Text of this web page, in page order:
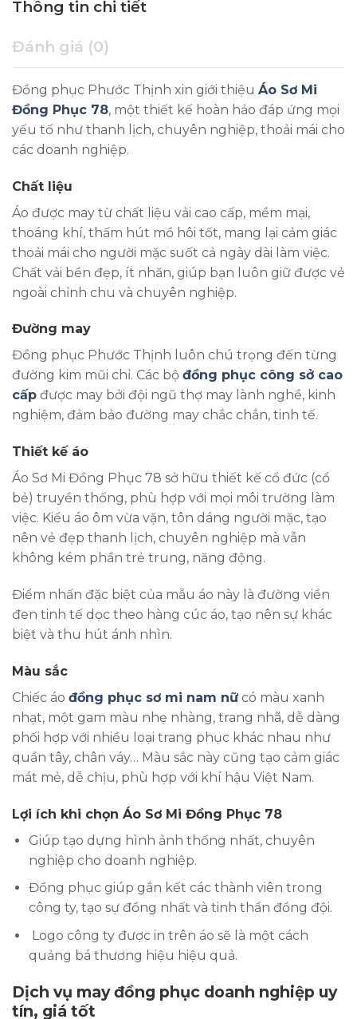
Thông tin chi tiết
Đánh giá (0)
Đồng phục Phước Thịnh xin giới thiệu Áo Sơ Mi
Đồng Phục 78, một thiết kế hoàn hảo đáp ứng mọi
yếu tố như thanh lịch, chuyên nghiệp, thoải mái cho
các doanh nghiệp.
Chất liệu
Áo được may từ chất liệu vải cao cấp, mềm mại,
thoáng khí, thấm hút mồ hôi tốt, mang lại cảm giác
thoải mái cho người mặc suốt cả ngày dài làm việc.
Chất vải bền đẹp, ít nhăn, giúp bạn luôn giữ được vẻ
ngoài chỉnh chu và chuyên nghiệp.
Đường may
Đồng phục Phước Thịnh luôn chú trọng đến từng
đường kim mũi chỉ. Các bộ đồng phục công sở cao
cấp được may bởi đội ngũ thợ may lành nghề, kinh
nghiệm, đảm bảo đường may chắc chắn, tinh tế.
Thiết kế áo
Áo Sơ Mi Đồng Phục 78 sở hữu thiết kế cổ đức (cổ
bẻ) truyền thống, phù hợp với mọi môi trường làm
việc. Kiểu áo ôm vừa vặn, tôn dáng người mặc, tạo
nên vẻ đẹp thanh lịch, chuyên nghiệp mà vẫn
không kém phần trẻ trung, năng động.
Điểm nhấn đặc biệt của mẫu áo này là đường viền
đen tinh tế dọc theo hàng cúc áo, tạo nên sự khác
biệt và thu hút ánh nhìn.
Màu sắc
Chiếc áo đồng phục sơ mi nam nữcó màu xanh
nhạt, một gam màu nhẹ nhàng, trang nhã, dễ dàng
phối hợp với nhiều loại trang phục khác nhau như
quần tây, chân váy… Màu sắc này cũng tạo cảm giác
mát mẻ, dễ chịu, phù hợp với khí hậu Việt Nam.
Lợi ích khi chọn Áo Sơ Mi Đồng Phục 78
Giúp tạo dựng hình ảnh thống nhất, chuyên
nghiệp cho doanh nghiệp.
Đồng phục giúp gắn kết các thành viên trong
công ty, tạo sự đồng nhất và tinh thần đồng đội.
Logo công ty được in trên áo sẽ là một cách
quảng bá thương hiệu hiệu quả.
Dịch vụ may đồng phục doanh nghiệp uy
tín, giá tốt